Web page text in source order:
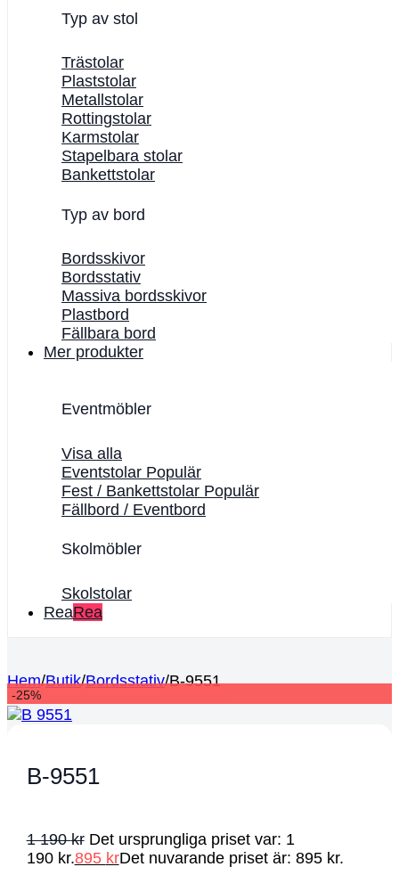
Typ av stol
Trästolar
Plaststolar
Metallstolar
Rottingstolar
Karmstolar
Stapelbara stolar
Bankettstolar
Typ av bord
Bordsskivor
Bordsstativ
Massiva bordsskivor
Plastbord
Fällbara bord
Mer produkter
Eventmöbler
Visa alla
Eventstolar
Fest / Bankettstolar
Fällbord / Eventbord
Skolmöbler
Skolstolar
Rea
Hem/Butik/Bordsstativ/B-9551
-25%
B-9551
1 190kr Det ursprungliga priset var: 1
190 kr.895 krDet nuvarande priset är: 895 kr.